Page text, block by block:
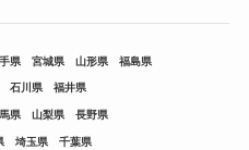
県 宮城県 山形県 福島県
石川県 福井県
県 山梨県 長野県
埼玉県 千葉県